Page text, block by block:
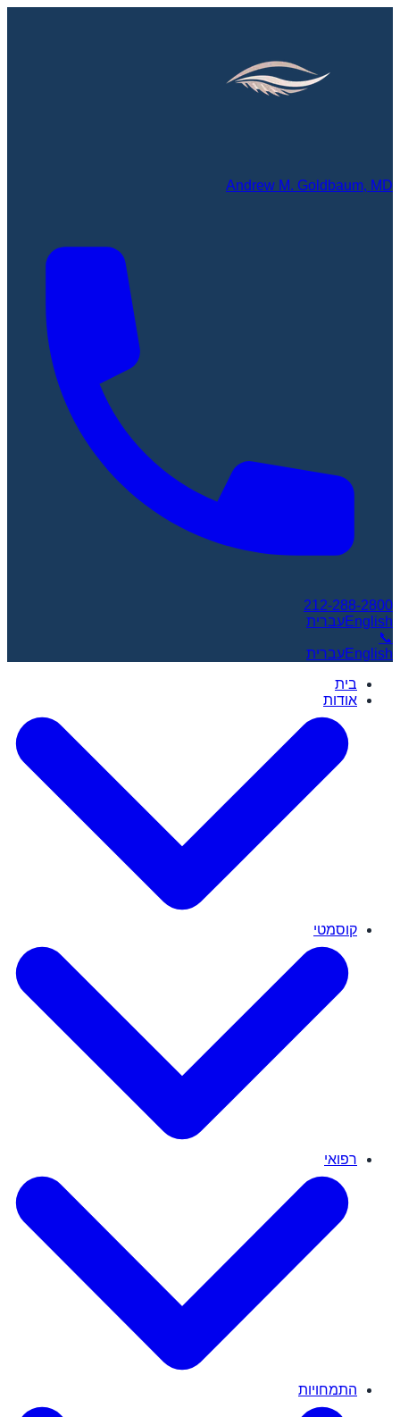
Andrew M. Goldbaum, MD
212-288-2800
Englishעברית
📞
Englishעברית
בית
אודות
קוסמטי
רפואי
התמחויות